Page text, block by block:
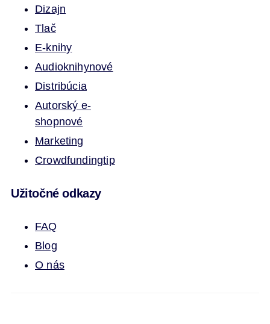
Dizajn
Tlač
E-knihy
Audioknihynové
Distribúcia
Autorský e-
shopnové
Marketing
Crowdfundingtip
Užitočné odkazy
FAQ
Blog
O nás